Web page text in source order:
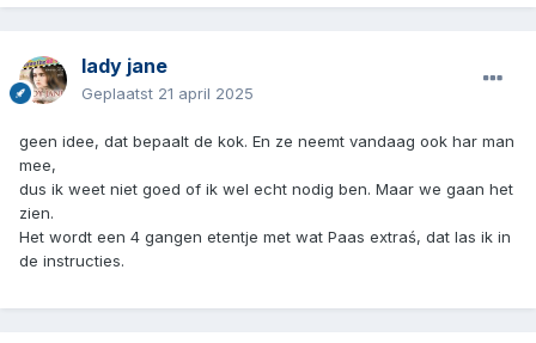
lady jane
Geplaatst 21 april 2025
geen idee, dat bepaalt de kok. En ze neemt vandaag ook har man
mee,
dus ik weet niet goed of ik wel echt nodig ben. Maar we gaan het
zien.
Het wordt een 4 gangen etentje met wat Paas extraś, dat las ik in
de instructies.